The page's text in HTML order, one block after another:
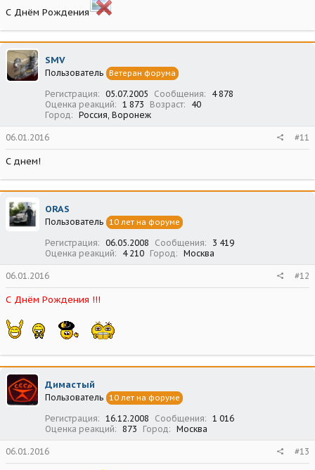
С Днём Рождения
SMV
Пользователь Ветеран форума
Регистрация 05.07.2005 Сообщения
4 878
Оценка реакций
1 873 Возраст
40
Город
Россия, Воронеж
06.01.2016 #11
С днем!
ORAS
Пользователь 10 лет на форуме
Регистрация 06.05.2008 Сообщения
3 419
Оценка реакций
4 210 Город Москва
06.01.2016 #12
С Днём Рождения !!!
Димастый
Пользователь 10 лет на форуме
Регистрация 16.12.2008 Сообщения
1 016
Оценка реакций
873 Город Москва
06.01.2016 #13